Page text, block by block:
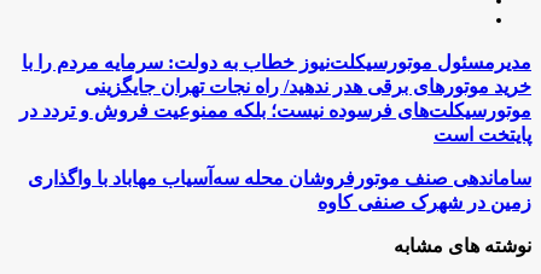
مدیرمسئول
موتورسیکلت‌نیوز
خطاب
به
دولت:
مردم
را
خرید
مدیرمسئول موتورسیکلت‌نیوز خطاب به دولت: سرمایه مردم را با
خرید موتورهای برقی هدر ندهید/ راه نجات تهران جایگزینی
موتورسیکلت‌های فرسوده نیست؛ بلکه ممنوعیت فروش و تردد در
پایتخت است
ساماندهی
صنف
موتورفروشان
محله
سه‌آسیاب
ساماندهی صنف موتورفروشان محله سه‌آسیاب مهاباد با واگذاری
زمین در شهرک صنفی کاوه
نوشته های مشابه